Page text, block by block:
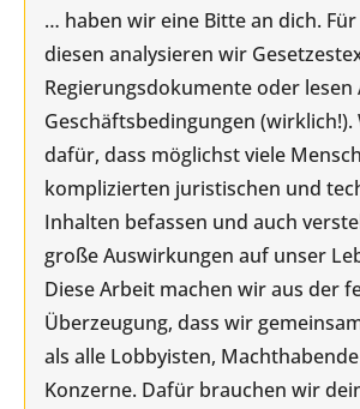
… haben wir eine Bitte an dich.
diesen analysieren wir
Regierungsdokumente oder lesen
Geschäftsbedingungen (wirklich!).
dafür, dass möglichst viele
komplizierten juristischen und
Inhalten befassen und auch
große Auswirkungen auf unser
Diese Arbeit machen wir aus der
Überzeugung, dass wir
als alle Lobbyisten,
Konzerne. Dafür brauchen wir